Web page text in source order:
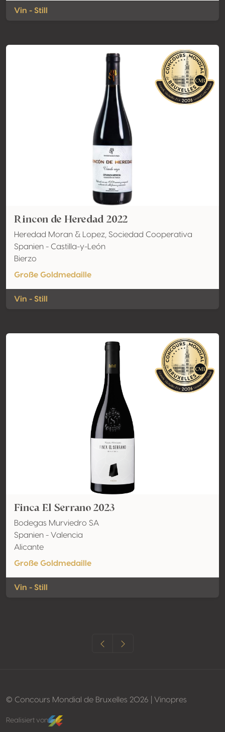
Vin - Still
Rincon de Heredad 2022
Heredad Moran & Lopez, Sociedad Cooperativa
Spanien - Castilla-y-León
Bierzo
Große Goldmedaille
Vin - Still
Finca El Serrano 2023
Bodegas Murviedro SA
Spanien - Valencia
Alicante
Große Goldmedaille
Vin - Still
© Concours Mondial de Bruxelles 2026 | Vinopres
Realisiert von